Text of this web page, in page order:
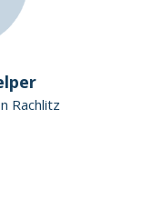
Rachlitz